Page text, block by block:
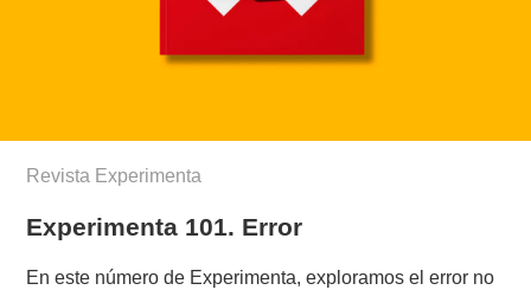
Revista Experimenta
Experimenta 101. Error
En este número de Experimenta, exploramos el error no